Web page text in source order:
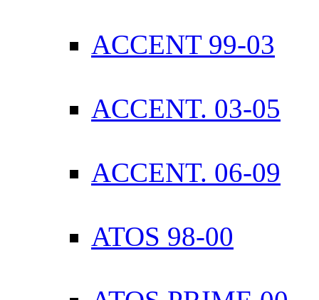
ACCENT 99-03
ACCENT. 03-05
ACCENT. 06-09
ATOS 98-00